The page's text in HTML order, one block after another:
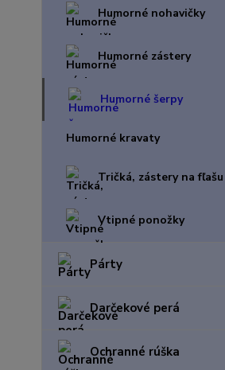
Humorné nohavičky
Humorné zástery
Humorné šerpy
Humorné kravaty
Tričká, zástery na fľašu
Vtipné ponožky
Párty
Darčekové perá
Ochranné rúška